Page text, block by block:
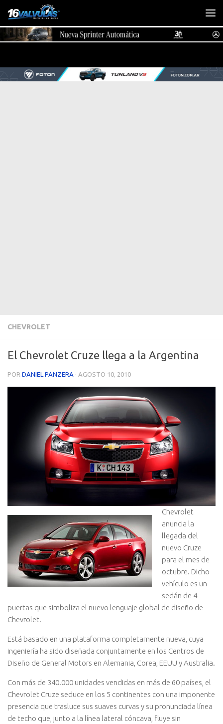
Saltar al contenido
CHEVROLET
El Chevrolet Cruze llega a la Argentina
POR DANIEL PANZERA · AGOSTO 10, 2010
Chevrolet
anuncia la
llegada del
nuevo Cruze
para el mes de
octubre. Dicho
vehículo es un
sedán de 4
puertas que simboliza el nuevo lenguaje global de diseño de
Chevrolet.
Está basado en una plataforma completamente nueva, cuya
ingeniería ha sido diseñada conjuntamente en los Centros de
Diseño de General Motors en Alemania, Corea, EEUU y Australia.
Con más de 340.000 unidades vendidas en más de 60 países, el
Chevrolet Cruze seduce en los 5 continentes con una imponente
presencia que trasluce sus suaves curvas y su pronunciada línea
de techo que, junto a la línea lateral cóncava, fluye sin